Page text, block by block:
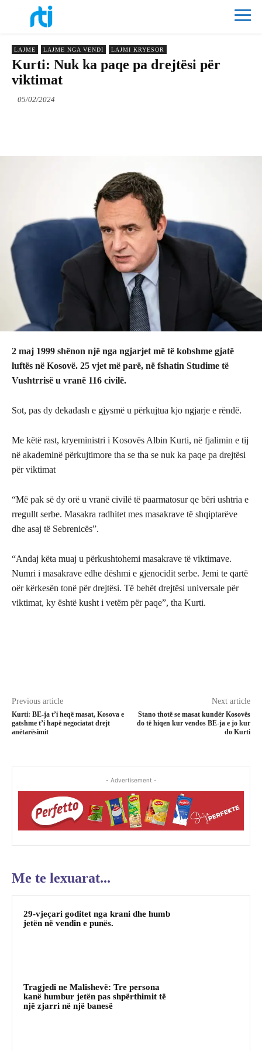
LAJME LAJME NGA VENDI LAJMI KRYESOR
Kurti: Nuk ka paqe pa drejtësi për
viktimat
05/02/2024
2 maj 1999 shënon një nga ngjarjet më të kobshme gjatë
luftës në Kosovë. 25 vjet më parë, në fshatin Studime të
Vushtrrisë u vranë 116 civilë.
Sot, pas dy dekadash e gjysmë u përkujtua kjo ngjarje e rëndë.
Me këtë rast, kryeministri i Kosovës Albin Kurti, në fjalimin e tij
në akademinë përkujtimore tha se tha se nuk ka paqe pa drejtësi
për viktimat
“Më pak së dy orë u vranë civilë të paarmatosur qe bëri ushtria e
rregullt serbe. Masakra radhitet mes masakrave të shqiptarëve
dhe asaj të Sebrenicës”.
“Andaj këta muaj u përkushtohemi masakrave të viktimave.
Numri i masakrave edhe dëshmi e gjenocidit serbe. Jemi te qartë
oër kërkesën tonë për drejtësi. Të behët drejtësi universale për
viktimat, ky është kusht i vetëm për paqe”, tha Kurti.
Previous article
Kurti: BE-ja t’i heqë masat, Kosova e
gatshme t’i hapë negociatat drejt
anëtarësimit
Next article
Stano thotë se masat kundër Kosovës
do të hiqen kur vendos BE-ja e jo kur
do Kurti
- Advertisement -
Me te lexuarat...
29-vjeçari goditet nga krani dhe humb
jetën në vendin e punës.
Tragjedi ne Malishevë: Tre persona
kanë humbur jetën pas shpërthimit të
një zjarri në një banesë